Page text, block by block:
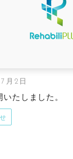
月2日
いたしました。